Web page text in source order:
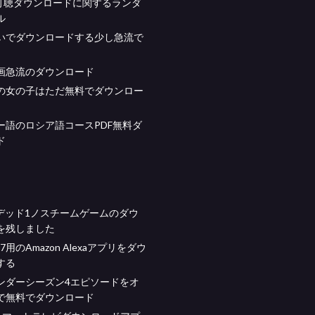
聴ダウンロードに関するランダ
でダウンロードする少し急流で
急流のダウンロード
女の子はただ無料でダウンロー
語のロシア語コースPDF無料ダ
ッド1ノスチームゲームのダウ
残しました
用のAmazon Alexaアプリをダウ
る
ダーシーズン4エピソードをオ
無料でダウンロード